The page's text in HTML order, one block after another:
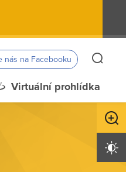
nás na Facebooku
Virtuální prohlídka